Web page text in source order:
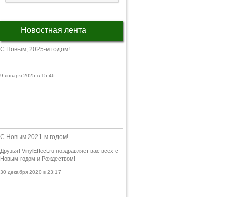
Новостная лента
С Новым, 2025-м годом!
9 января 2025 в 15:46
С Новым 2021-м годом!
Друзья! VinylEffect.ru поздравляет вас всех с
Новым годом и Рождеством!
30 декабря 2020 в 23:17